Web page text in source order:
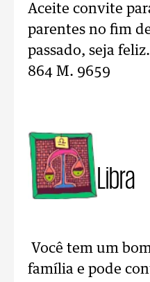
Aceite convite
parentes no fim
passado, seja
864 M. 9659
Libra
Você tem um
família e pode